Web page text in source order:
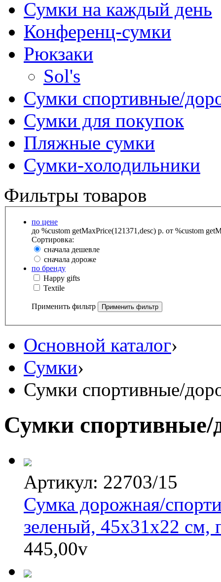
Сумки на каждый день
Конференц-сумки
Рюкзаки
Sol's
Сумки спортивные/
Сумки для покупок
Пляжные сумки
Сумки-холодильники
Фильтры товаров
по цене
до %custom getMaxPrice(121371,desc) р. от %custom
Сортировка:
сначала дешевле
сначала дороже
по бренду
Happy gifts
Textile
Применить фильтр
Основной каталог›
Сумки›
Сумки спортивные/
Сумки
Артикул: 22703/15
Сумка дорожная/
зеленый, 45х31х22 см,
445,00v